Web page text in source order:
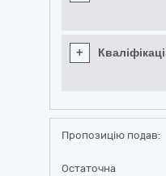
+
Пропозицію подав:
Остаточна